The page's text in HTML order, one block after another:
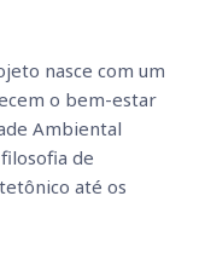
nasce com um
o bem-estar
Ambiental
de
até os